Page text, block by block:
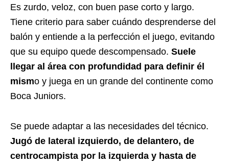
Es zurdo, veloz, con buen pase corto y largo.
Tiene criterio para saber cuándo desprenderse del
balón y entiende a la perfección el juego, evitando
que su equipo quede descompensado. Suele
llegar al área con profundidad para definir él
mismo y juega en un grande del continente como
Boca Juniors.
Se puede adaptar a las necesidades del técnico.
Jugó de lateral izquierdo, de delantero, de
centrocampista por la izquierda y hasta de